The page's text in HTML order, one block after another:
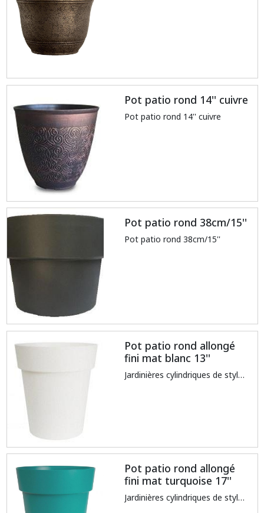
Pot patio rond 14'' cuivre
Pot patio rond 14'' cuivre
Pot patio rond 38cm/15''
Pot patio rond 38cm/15''
Pot patio rond allongé
fini mat blanc 13''
Jardinières cylindriques de style contemporain au fini texturé mat, avec réservoir d'eau et protection anti-débordementFabriqué de thermoplastique recyclable et non toxiqueTraité contre les rayons UV pour éviter la décoloration et le fendillement par le soleilRésistant aux impacts
Pot patio rond allongé
fini mat turquoise 17''
Jardinières cylindriques de style contemporain au fini texturé mat, avec réservoir d'eau et protection anti-débordementFabriqué de thermoplastique recyclable et non toxiqueTraité contre les rayons UV pour éviter la décoloration et le fendillement par le soleilRésistant aux impacts